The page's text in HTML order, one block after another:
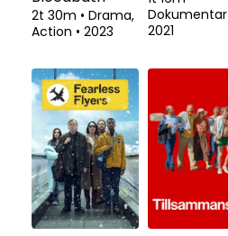
2t 30m • Drama,
Action • 2023
Dokumentar
2021